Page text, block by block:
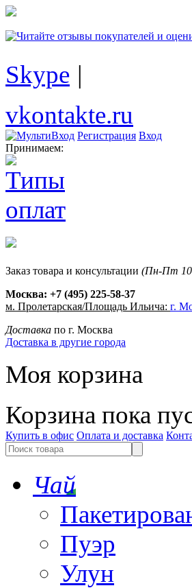
Skype |
vkontakte.ru
Регистрация Вход
Принимаем:
Заказ товара и консультации (Пн-Пт
Москва: +7 (495) 225-58-37
м. Пролетарская/Площадь Ильича: г.
Доставка по г. Москва
Доставка в другие города
Моя корзина
Корзина пока
Купить в офис Оплата и доставка
Чай
Пуэр
Улун